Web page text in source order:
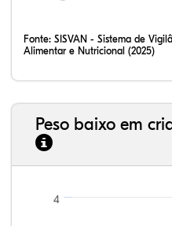
Fonte: SISVAN - Sistema de
Alimentar e Nutricional (2025)
Peso baixo em
4